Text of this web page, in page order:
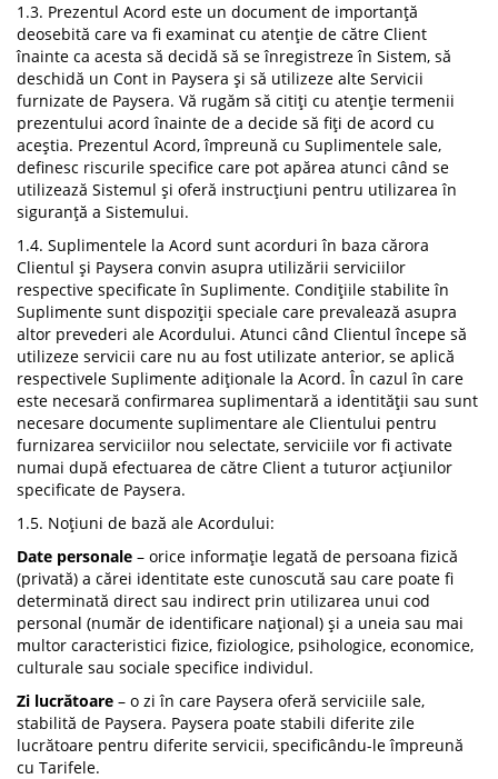
1.3. Prezentul Acord este un document de importanță
deosebită care va fi examinat cu atenție de către Client
înainte ca acesta să decidă să se înregistreze în Sistem, să
deschidă un Cont in Paysera și să utilizeze alte Servicii
furnizate de Paysera. Vă rugăm să citiți cu atenție termenii
prezentului acord înainte de a decide să fiți de acord cu
aceștia. Prezentul Acord, împreună cu Suplimentele sale,
definesc riscurile specifice care pot apărea atunci când se
utilizează Sistemul și oferă instrucțiuni pentru utilizarea în
siguranță a Sistemului.
1.4. Suplimentele la Acord sunt acorduri în baza cărora
Clientul și Paysera convin asupra utilizării serviciilor
respective specificate în Suplimente. Condițiile stabilite în
Suplimente sunt dispoziții speciale care prevalează asupra
altor prevederi ale Acordului. Atunci când Clientul începe să
utilizeze servicii care nu au fost utilizate anterior, se aplică
respectivele Suplimente adiționale la Acord. În cazul în care
este necesară confirmarea suplimentară a identității sau sunt
necesare documente suplimentare ale Clientului pentru
furnizarea serviciilor nou selectate, serviciile vor fi activate
numai după efectuarea de către Client a tuturor acțiunilor
specificate de Paysera.
1.5. Noțiuni de bază ale Acordului:
Date personale – orice informație legată de persoana fizică
(privată) a cărei identitate este cunoscută sau care poate fi
determinată direct sau indirect prin utilizarea unui cod
personal (număr de identificare național) și a uneia sau mai
multor caracteristici fizice, fiziologice, psihologice, economice,
culturale sau sociale specifice individul.
Zi lucrătoare – o zi în care Paysera oferă serviciile sale,
stabilită de Paysera. Paysera poate stabili diferite zile
lucrătoare pentru diferite servicii, specificându-le împreună
cu Tarifele.